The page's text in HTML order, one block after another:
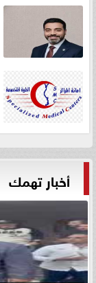
أخبار تهمك